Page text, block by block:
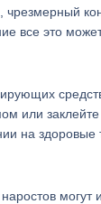
чрезмерный
все это
или
на здоровые
могут